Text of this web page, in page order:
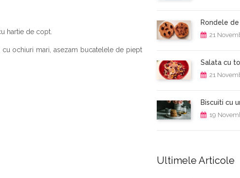
hartie de copt.
cu ochiuri mari, asezam bucatelele de piept
Rondele
21
Salata cu
21
Biscuiti cu
19
Ultimele Articole